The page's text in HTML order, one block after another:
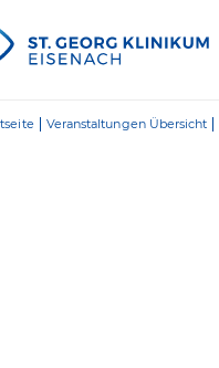
Veranstaltungen Übersicht